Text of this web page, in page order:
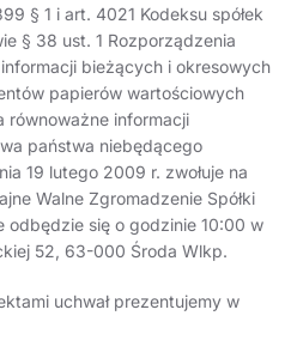
§ 1 i art. 4021 Kodeksu spółek
§ 38 ust. 1 Rozporządzenia
bieżących i okresowych
papierów wartościowych
równoważne informacji
państwa niebędącego
19 lutego 2009 r. zwołuje na
Walne Zgromadzenie Spółki
odbędzie się o godzinie 10:00 w
52, 63-000 Środa Wlkp.
uchwał prezentujemy w